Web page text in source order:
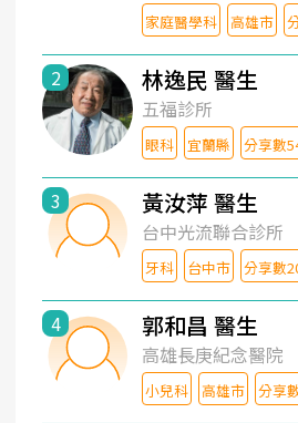
家庭醫學科 高雄市
2 林逸民 醫生
五福診所
眼科 宜蘭縣 分享數
3 黃汝萍 醫生
台中光流聯合診所
牙科 台中市 分享數
4 郭和昌 醫生
高雄長庚紀念醫院
小兒科 高雄市 分享